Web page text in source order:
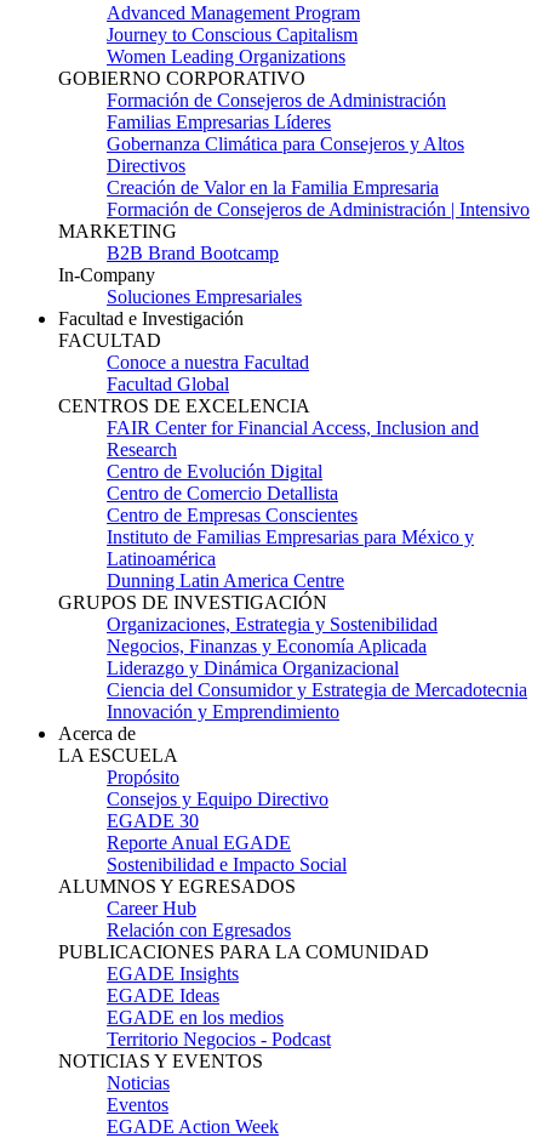
Advanced Management Program
Journey to Conscious Capitalism
Women Leading Organizations
GOBIERNO CORPORATIVO
Formación de Consejeros de Administración
Familias Empresarias Líderes
Gobernanza Climática para Consejeros y Altos
Directivos
Creación de Valor en la Familia Empresaria
Formación de Consejeros de Administración | Intensivo
MARKETING
B2B Brand Bootcamp
In-Company
Soluciones Empresariales
Facultad e Investigación
FACULTAD
Conoce a nuestra Facultad
Facultad Global
CENTROS DE EXCELENCIA
FAIR Center for Financial Access, Inclusion and
Research
Centro de Evolución Digital
Centro de Comercio Detallista
Centro de Empresas Conscientes
Instituto de Familias Empresarias para México y
Latinoamérica
Dunning Latin America Centre
GRUPOS DE INVESTIGACIÓN
Organizaciones, Estrategia y Sostenibilidad
Negocios, Finanzas y Economía Aplicada
Liderazgo y Dinámica Organizacional
Ciencia del Consumidor y Estrategia de Mercadotecnia
Innovación y Emprendimiento
Acerca de
LA ESCUELA
Propósito
Consejos y Equipo Directivo
EGADE 30
Reporte Anual EGADE
Sostenibilidad e Impacto Social
ALUMNOS Y EGRESADOS
Career Hub
Relación con Egresados
PUBLICACIONES PARA LA COMUNIDAD
EGADE Insights
EGADE Ideas
EGADE en los medios
Territorio Negocios - Podcast
NOTICIAS Y EVENTOS
Noticias
Eventos
EGADE Action Week